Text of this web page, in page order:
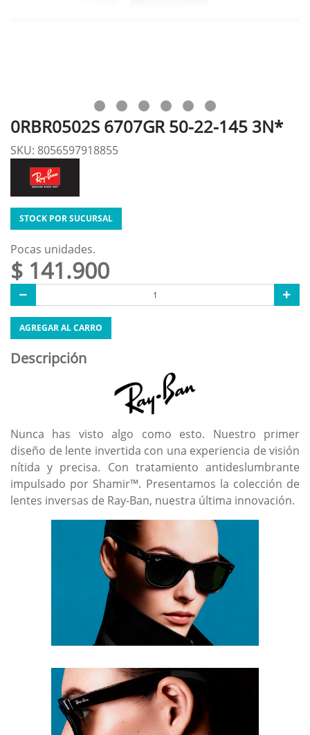
0RBR0502S 6707GR 50-22-145 3N*
SKU: 8056597918855
STOCK POR SUCURSAL
Pocas unidades.
$ 141.900
AGREGAR AL CARRO
Descripción
Nunca has visto algo como esto. Nuestro primer
diseño de lente invertida con una experiencia de visión
nítida y precisa. Con tratamiento antideslumbrante
impulsado por Shamir™. Presentamos la colección de
lentes inversas de Ray-Ban, nuestra última innovación.